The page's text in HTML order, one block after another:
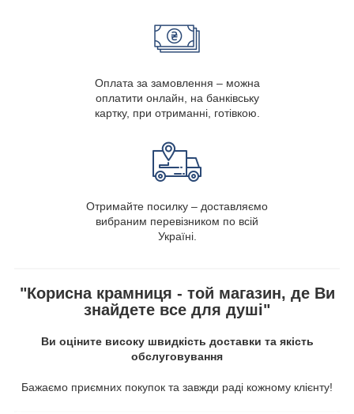
Оплата за замовлення – можна
оплатити онлайн, на банківську
картку, при отриманні, готівкою.
Отримайте посилку – доставляємо
вибраним перевізником по всій
Україні.
"Корисна крамниця - той магазин, де Ви
знайдете все для душі"
Ви оціните високу швидкість доставки та якість
обслуговування
Бажаємо приємних покупок та завжди раді кожному клієнту!